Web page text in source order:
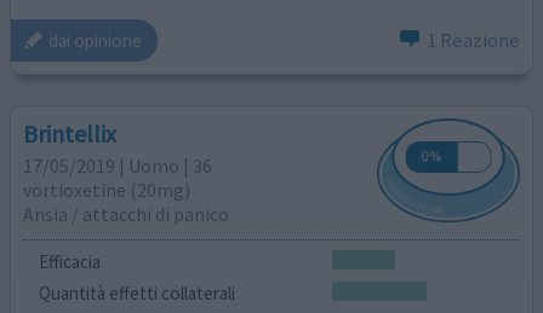
dai opinione 1 Reazione
Brintellix
17/05/2019 | Uomo | 36
vortioxetine (20mg)
Ansia / attacchi di panico
Efficacia
Quantità effetti collaterali